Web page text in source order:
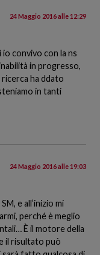
24 Maggio 2016 alle 12:29
convivo con la ns
in progresso,
ha ddato
in tanti
24 Maggio 2016 alle 19:03
e all’inizio mi
perché è meglio
È il motore della
il risultato può